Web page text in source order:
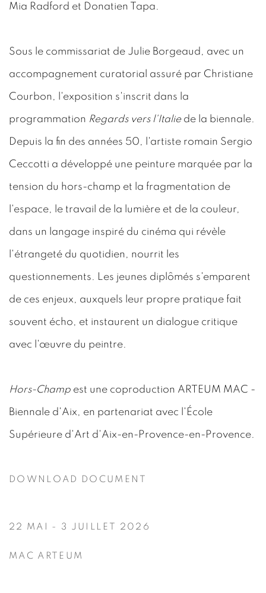
Mia Radford et Donatien Tapa.
Sous le commissariat de Julie Borgeaud, avec un
accompagnement curatorial assuré par Christiane
Courbon, l'exposition s'inscrit dans la
programmation Regards vers l'Italiede la biennale.
Depuis la fin des années 50, l'artiste romain Sergio
Ceccotti a développé une peinture marquée par la
tension du hors-champ et la fragmentation de
l'espace, le travail de la lumière et de la couleur,
dans un langage inspiré du cinéma qui révèle
l'étrangeté du quotidien, nourrit les
questionnements. Les jeunes diplômés s'emparent
de ces enjeux, auxquels leur propre pratique fait
souvent écho, et instaurent un dialogue critique
avec l'œuvre du peintre.
Hors-Champ est une coproduction ARTEUM MAC -
Biennale d'Aix, en partenariat avec l'École
Supérieure d'Art d'Aix-en-Provence-en-Provence.
DOWNLOAD DOCUMENT
22 MAI - 3 JUILLET 2026
MAC ARTEUM